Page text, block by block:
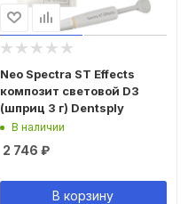
Neo Spectra ST Effects
композит световой D3
(шприц 3 г) Dentsply
В наличии
2 746 ₽
В корзину